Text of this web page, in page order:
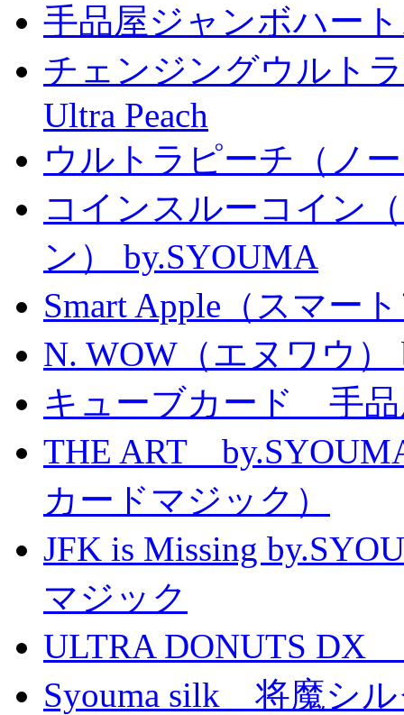
手品屋ジャンボハー
チェンジングウルト
Ultra Peach
ウルトラピーチ（ノ
コインスルーコイン
ン） by.SYOUMA
Smart Apple（スマー
N. WOW（エヌワウ）
キューブカード 手
THE ART
カードマジック）
JFK is Missing
マジック
ULTRA DONUTS DX
Syouma silk 将魔シ